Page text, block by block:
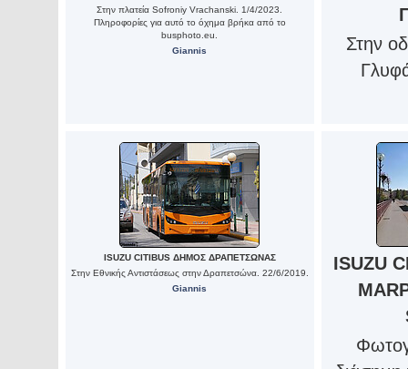
Στην πλατεία Sofroniy Vrachanski. 1/4/2023.
Πληροφορίες για αυτό το όχημα βρήκα από το
busphoto.eu.
Giannis
Στην
ISUZU CITIBUS ΔΗΜΟΣ ΔΡΑΠΕΤΣΩΝΑΣ
Στην Εθνικής Αντιστάσεως στην Δραπετσώνα. 22/6/2019.
Giannis
ISUZU